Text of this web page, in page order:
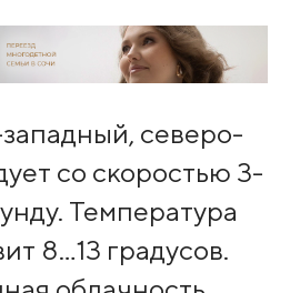
северо-
со скоростью 3-
Температура
8…13 градусов.